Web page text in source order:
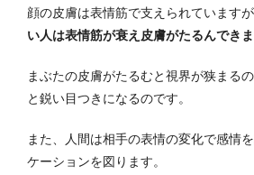
顔の皮膚は表情筋で支えられていますが
い人は表情筋が衰え皮膚がたるんでき
まぶたの皮膚がたるむと視界が狭まる
と鋭い目つきになるのです。
また、人間は相手の表情の変化で感情
ケーションを図ります。